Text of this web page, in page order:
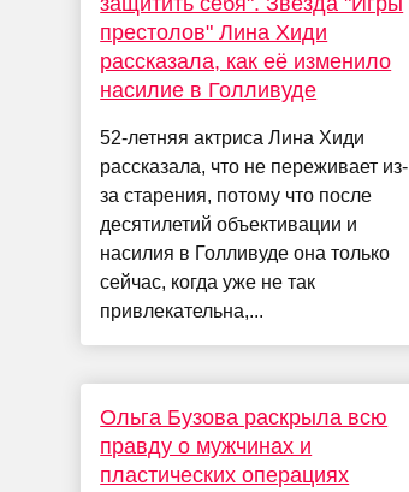
престолов" Лина Хиди
рассказала, как её изменило
насилие в Голливуде
52-летняя актриса Лина Хиди
рассказала, что не переживает из-
за старения, потому что после
десятилетий объективации и
насилия в Голливуде она только
сейчас, когда уже не так
привлекательна,...
Ольга Бузова раскрыла всю
правду о мужчинах и
пластических операциях